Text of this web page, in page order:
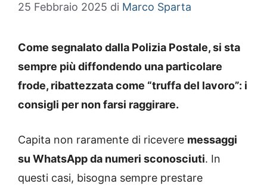
25 Febbraio 2025 di Marco Sparta
Come segnalato dalla Polizia Postale, si sta
sempre più diffondendo una particolare
frode, ribattezzata come “truffa del lavoro”: i
consigli per non farsi raggirare.
Capita non raramente di ricevere messaggi
su WhatsApp da numeri sconosciuti. In
questi casi, bisogna sempre prestare